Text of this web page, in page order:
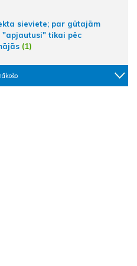
sieviete; par gūtajām
tikai pēc
(1)